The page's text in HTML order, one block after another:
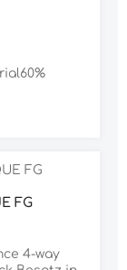
-
FG